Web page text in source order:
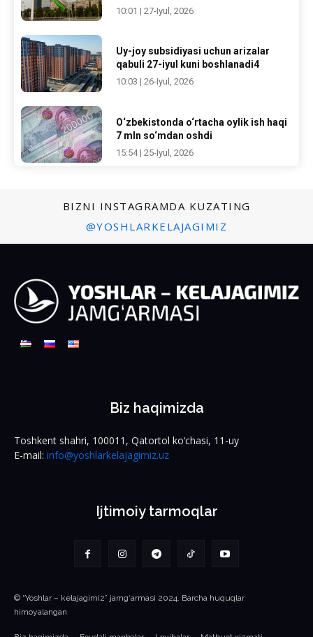
10:01 | 27-Iyul, 2026
Uy-joy subsidiyasi uchun arizalar
qabuli 27-iyul kuni boshlanadi4
10:03 | 26-Iyul, 2026
O‘zbekistonda o‘rtacha oylik ish haqi
7 mln so‘mdan oshdi
15:54 | 25-Iyul, 2026
BIZNI INSTAGRAMDA KUZATING
@YOSHLARKELAJAGIMIZ
Biz haqimizda
Toshkent shahri, 100011, Qatortol ko‘chasi, 11-uy
E-mail: info@yoshlarkelajagimiz.uz
Ijtimoiy tarmoqlar
© “Yoshlar – kelajagimiz” jamg‘armasi 2024. Barcha huquqlar
himoyalangan